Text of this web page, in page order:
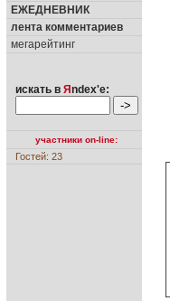
ЕЖЕДНЕВНИК
лента комментариев
мегарейтинг
искать в Я ndex'е:
участники on-line:
Гостей: 23